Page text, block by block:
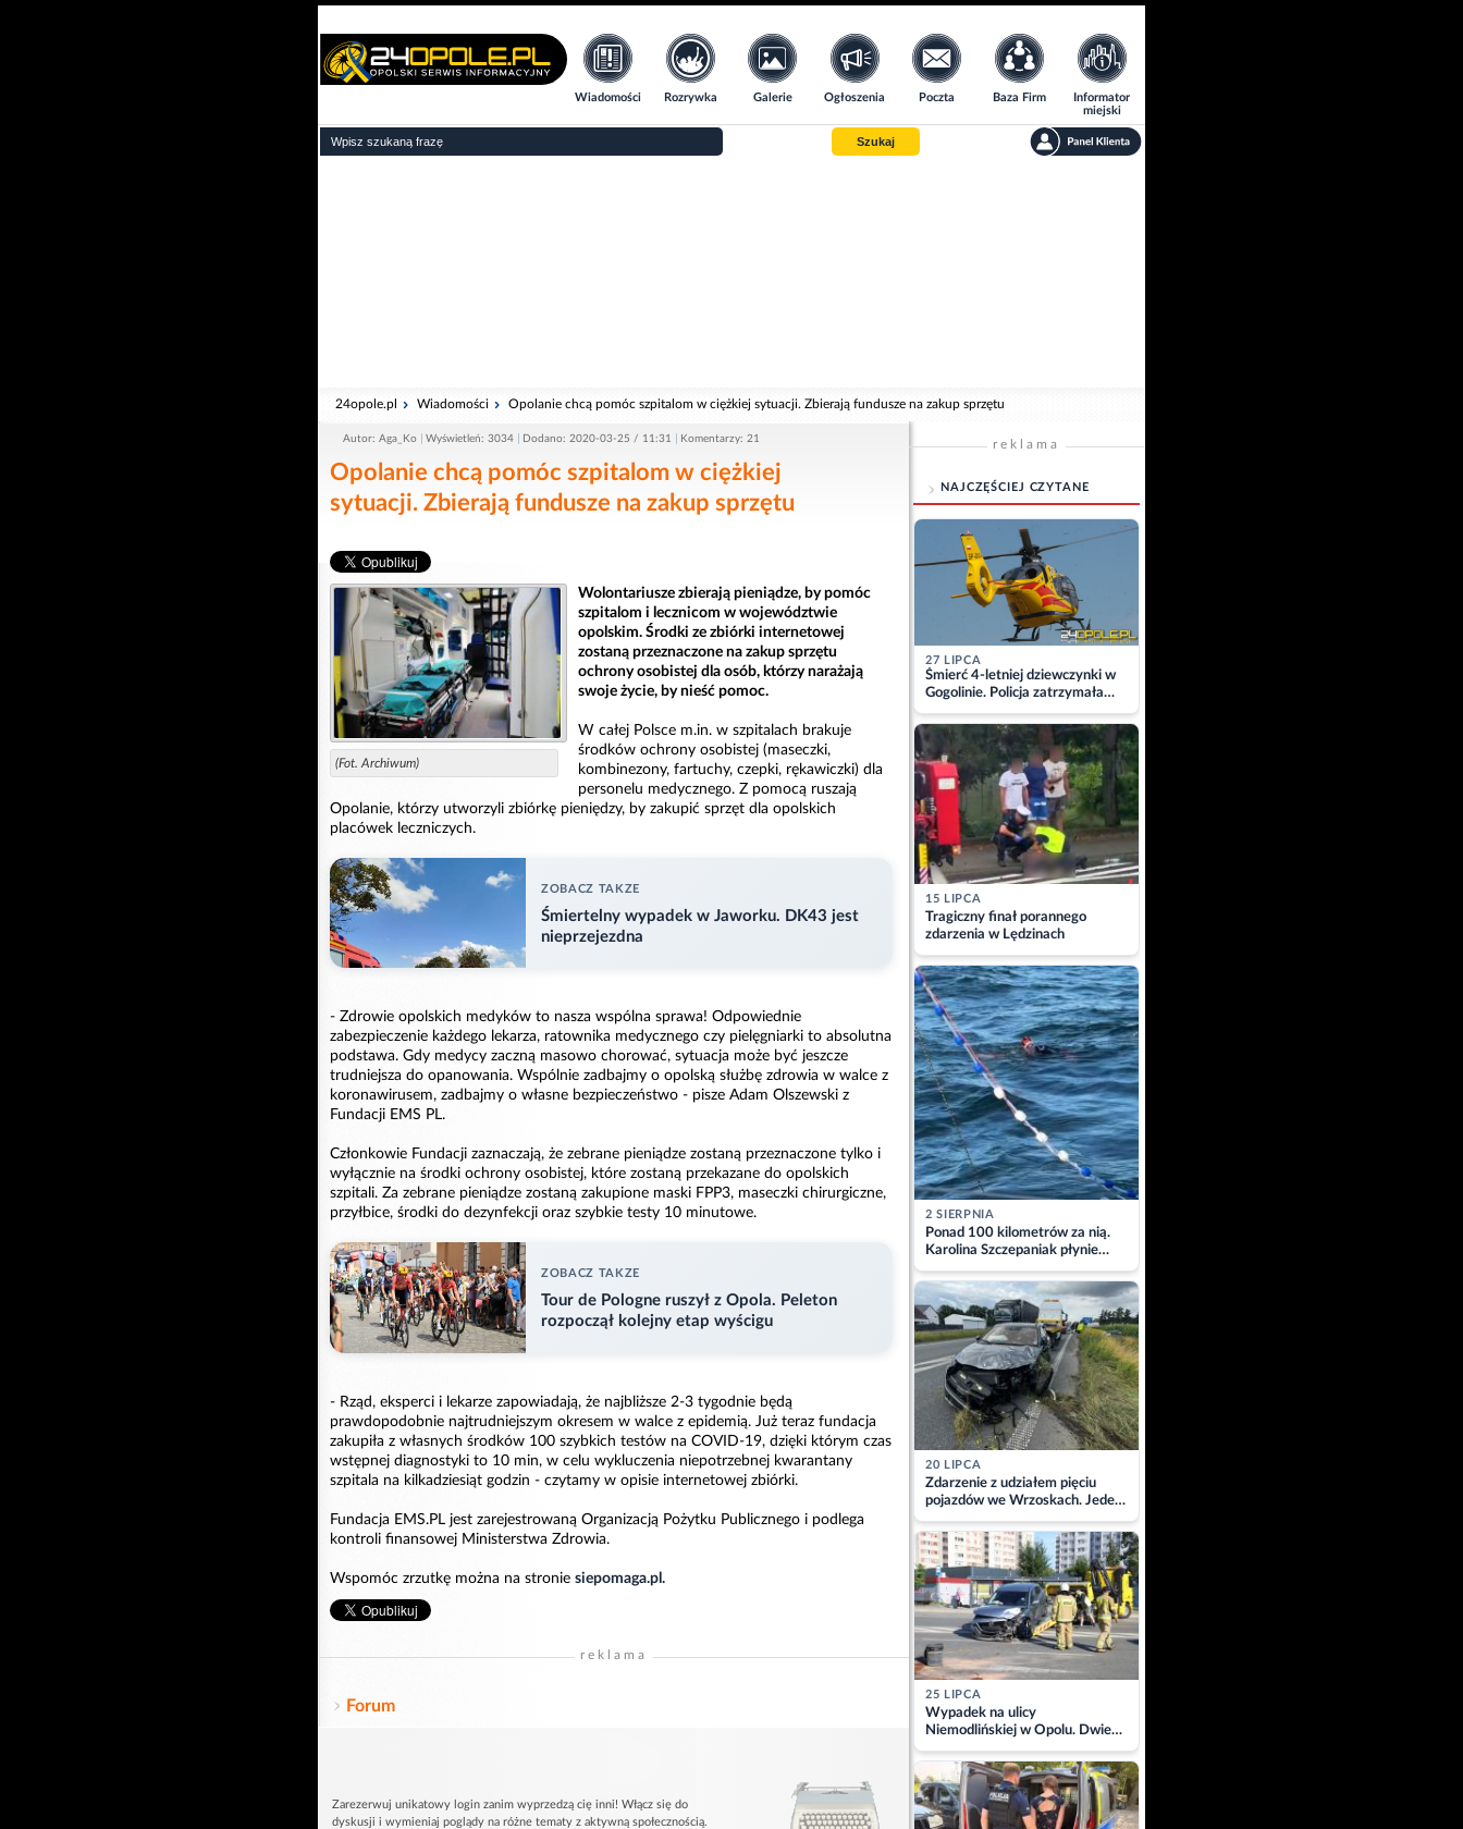
Wiadomości Rozrywka Galerie Ogłoszenia Poczta Baza Firm
Informator
miejski
Szukaj
24opole.pl Wiadomości Opolanie chcą pomóc szpitalom w ciężkiej sytuacji. Zbierają fundusze na zakup sprzętu
Autor: Aga_Ko Wyświetleń: 3034 Dodano: 2020-03-25 / 11:31 Komentarzy: 21
Opolanie chcą pomóc szpitalom w ciężkiej
sytuacji. Zbierają fundusze na zakup sprzętu
(Fot. Archiwum)
Wolontariusze zbierają pieniądze, by pomóc
szpitalom i lecznicom w województwie
opolskim. Środki ze zbiórki internetowej
zostaną przeznaczone na zakup sprzętu
ochrony osobistej dla osób, którzy narażają
swoje życie, by nieść pomoc.
W całej Polsce m.in. w szpitalach brakuje
środków ochrony osobistej (maseczki,
kombinezony, fartuchy, czepki, rękawiczki) dla
personelu medycznego. Z pomocą ruszają
Opolanie, którzy utworzyli zbiórkę pieniędzy, by zakupić sprzęt dla opolskich
placówek leczniczych.
ZOBACZ TAKZE
Śmiertelny wypadek w Jaworku. DK43 jest
nieprzejezdna
- Zdrowie opolskich medyków to nasza wspólna sprawa! Odpowiednie
zabezpieczenie każdego lekarza, ratownika medycznego czy pielęgniarki to absolutna
podstawa. Gdy medycy zaczną masowo chorować, sytuacja może być jeszcze
trudniejsza do opanowania. Wspólnie zadbajmy o opolską służbę zdrowia w walce z
koronawirusem, zadbajmy o własne bezpieczeństwo - pisze Adam Olszewski z
Fundacji EMS PL.
Członkowie Fundacji zaznaczają, że zebrane pieniądze zostaną przeznaczone tylko i
wyłącznie na środki ochrony osobistej, które zostaną przekazane do opolskich
szpitali. Za zebrane pieniądze zostaną zakupione maski FPP3, maseczki chirurgiczne,
przyłbice, środki do dezynfekcji oraz szybkie testy 10 minutowe.
ZOBACZ TAKZE
Tour de Pologne ruszył z Opola. Peleton
rozpoczął kolejny etap wyścigu
- Rząd, eksperci i lekarze zapowiadają, że najbliższe 2-3 tygodnie będą
prawdopodobnie najtrudniejszym okresem w walce z epidemią. Już teraz fundacja
zakupiła z własnych środków 100 szybkich testów na COVID-19, dzięki którym czas
wstępnej diagnostyki to 10 min, w celu wykluczenia niepotrzebnej kwarantany
szpitala na kilkadziesiąt godzin - czytamy w opisie internetowej zbiórki.
Fundacja EMS.PL jest zarejestrowaną Organizacją Pożytku Publicznego i podlega
kontroli finansowej Ministerstwa Zdrowia.
Wspomóc zrzutkę można na stronie siepomaga.pl.
reklama
Forum
Zarezerwuj unikatowy login zanim wyprzedzą cię inni! Włącz się do
dyskusji i wymieniaj poglądy na różne tematy z aktywną społecznością.
reklama
NAJCZĘŚCIEJ CZYTANE
27 LIPCA
Śmierć 4-letniej dziewczynki w
Gogolinie. Policja zatrzymała
matkę
15 LIPCA
Tragiczny finał porannego
zdarzenia w Lędzinach
2 SIERPNIA
Ponad 100 kilometrów za nią.
Karolina Szczepaniak płynie
przez Bałtyk dla Piotra.
Aktualizacja
20 LIPCA
Zdarzenie z udziałem pięciu
pojazdów we Wrzoskach. Jeden
z kierowców zabrany w
kajdankach
25 LIPCA
Wypadek na ulicy
Niemodlińskiej w Opolu. Dwie
osoby w szpitalu